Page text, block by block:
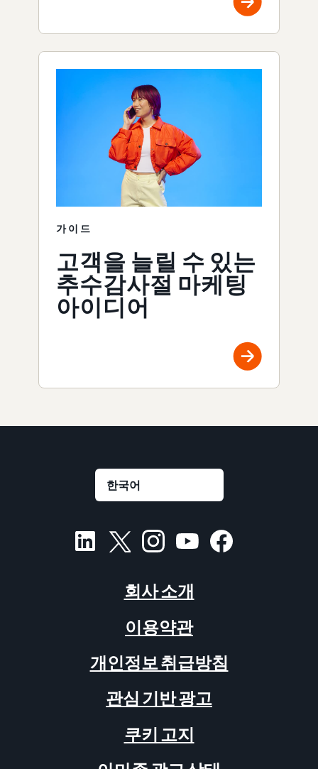
가이드
고객을 늘릴 수 있는
추수감사절 마케팅
아이디어
회사 소개
이용약관
개인정보 취급방침
관심 기반 광고
쿠키 고지